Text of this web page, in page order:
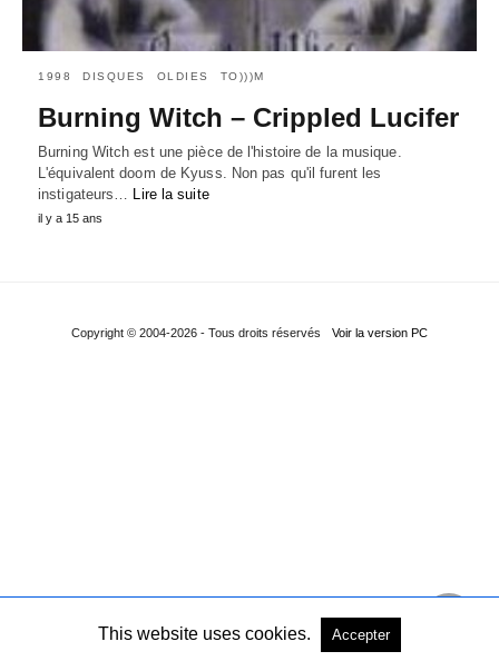
1998 DISQUES OLDIES TO)))M
Burning Witch – Crippled Lucifer
Burning Witch est une pièce de l'histoire de la musique.
L'équivalent doom de Kyuss. Non pas qu'il furent les
instigateurs… Lire la suite
il y a 15 ans
Copyright © 2004-2026 - Tous droits réservés Voir la version PC
This website uses cookies. Accepter